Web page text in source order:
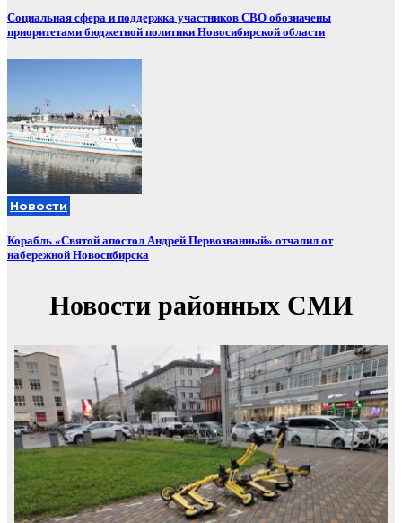
Социальная сфера и поддержка участников СВО обозначены
приоритетами бюджетной политики Новосибирской области
Новости
Корабль «Святой апостол Андрей Первозванный» отчалил от
набережной Новосибирска